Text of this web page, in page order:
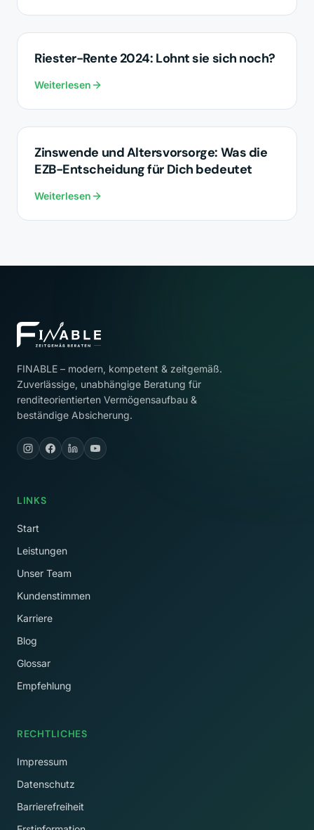
ALTERSVORSORGE
Riester-Rente 2024: Lohnt sie sich noch?
Weiterlesen
ALTERSVORSORGE
Zinswende und Altersvorsorge: Was die
EZB-Entscheidung für Dich bedeutet
Weiterlesen
FINABLE – modern, kompetent & zeitgemäß.
Zuverlässige, unabhängige Beratung für
renditeorientierten Vermögensaufbau &
beständige Absicherung.
LINKS
Start
Leistungen
Unser Team
Kundenstimmen
Karriere
Blog
Glossar
Empfehlung
RECHTLICHES
Impressum
Datenschutz
Barrierefreiheit